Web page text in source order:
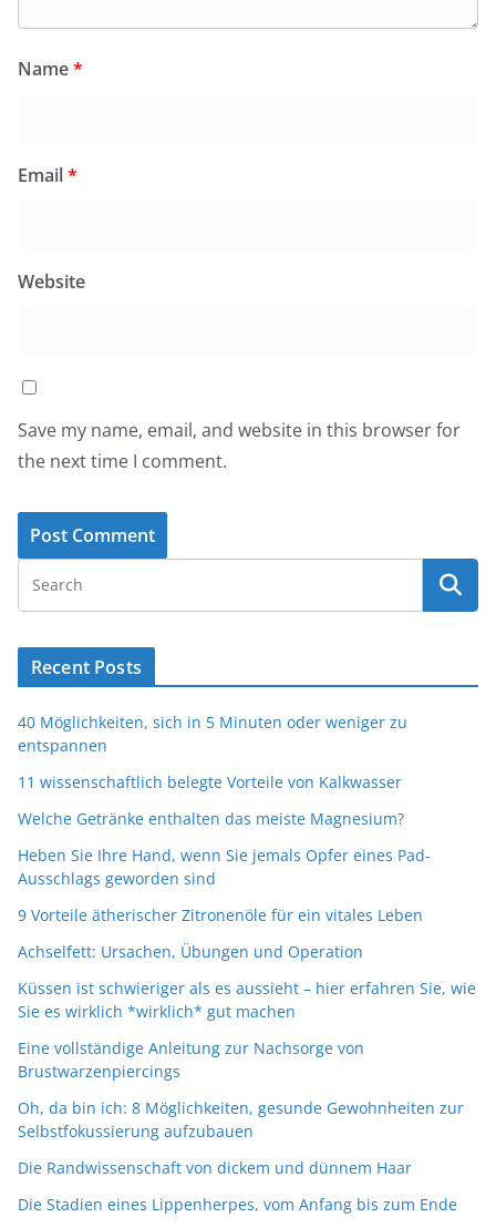
Name*
Email*
Website
Save my name, email, and website in this browser for
the next time I comment.
Recent Posts
40 Möglichkeiten, sich in 5 Minuten oder weniger zu
entspannen
11 wissenschaftlich belegte Vorteile von Kalkwasser
Welche Getränke enthalten das meiste Magnesium?
Heben Sie Ihre Hand, wenn Sie jemals Opfer eines Pad-
Ausschlags geworden sind
9 Vorteile ätherischer Zitronenöle für ein vitales Leben
Achselfett: Ursachen, Übungen und Operation
Küssen ist schwieriger als es aussieht – hier erfahren Sie, wie
Sie es wirklich *wirklich* gut machen
Eine vollständige Anleitung zur Nachsorge von
Brustwarzenpiercings
Oh, da bin ich: 8 Möglichkeiten, gesunde Gewohnheiten zur
Selbstfokussierung aufzubauen
Die Randwissenschaft von dickem und dünnem Haar
Die Stadien eines Lippenherpes, vom Anfang bis zum Ende